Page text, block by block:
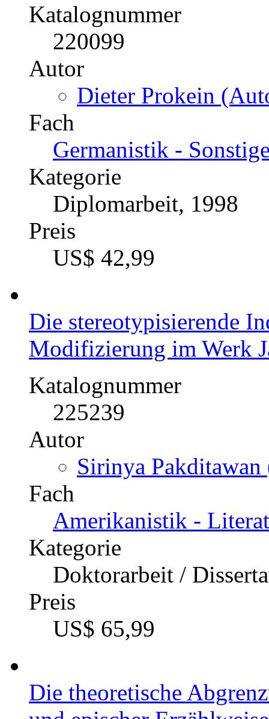
Katalognummer
220099
Autor
Dieter Prokein
Fach
Germanistik -
Kategorie
Diplomarbeit, 1998
Preis
US$ 42,99
Die stereotypisierende
Modifizierung im Werk
Katalognummer
225239
Autor
Sirinya
Fach
Amerikanistik -
Kategorie
Doktorarbeit /
Preis
US$ 65,99
Die theoretische